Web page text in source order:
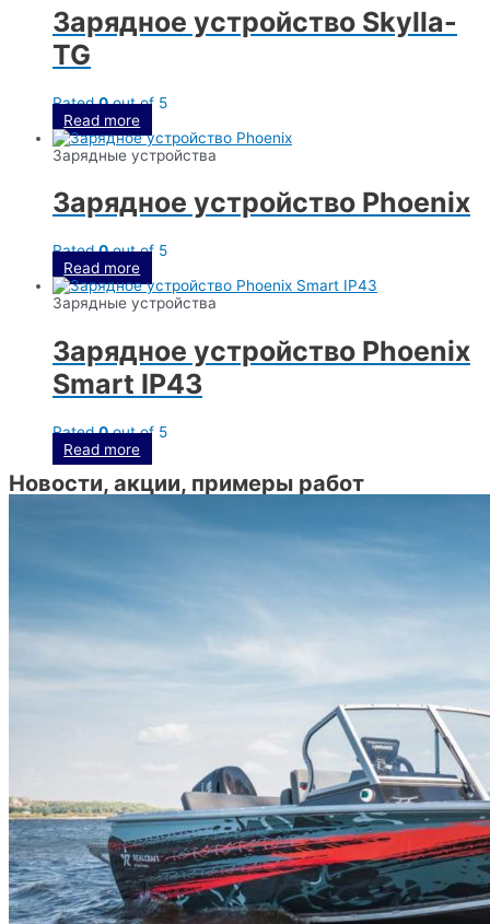
Зарядное устройство Skylla-
TG
Rated0out of 5
Read more
Зарядные устройства
Зарядное устройство Phoenix
Rated0out of 5
Read more
Зарядные устройства
Зарядное устройство Phoenix
Smart IP43
Rated0out of 5
Read more
Новости, акции, примеры работ